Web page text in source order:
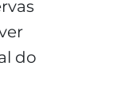
do